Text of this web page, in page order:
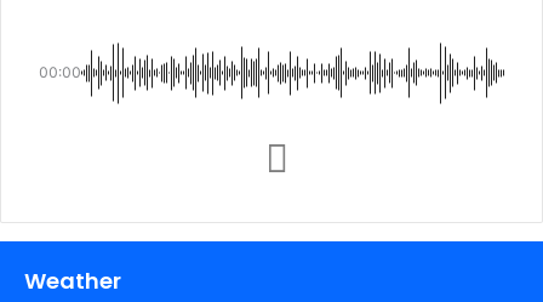
00:00
Weather